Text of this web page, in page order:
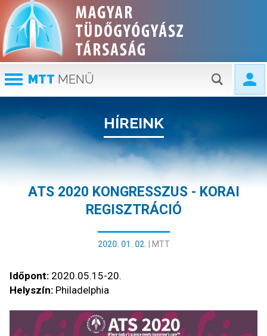
MTT MENÜ
HÍREINK
ATS 2020 KONGRESSZUS - KORAI
REGISZTRÁCIÓ
2020. 01. 02. MTT
Időpont: 2020.05.15-20.
Helyszín: Philadelphia